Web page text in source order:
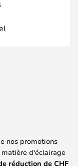
nos promotions
d'éclairage
réduction de CHF